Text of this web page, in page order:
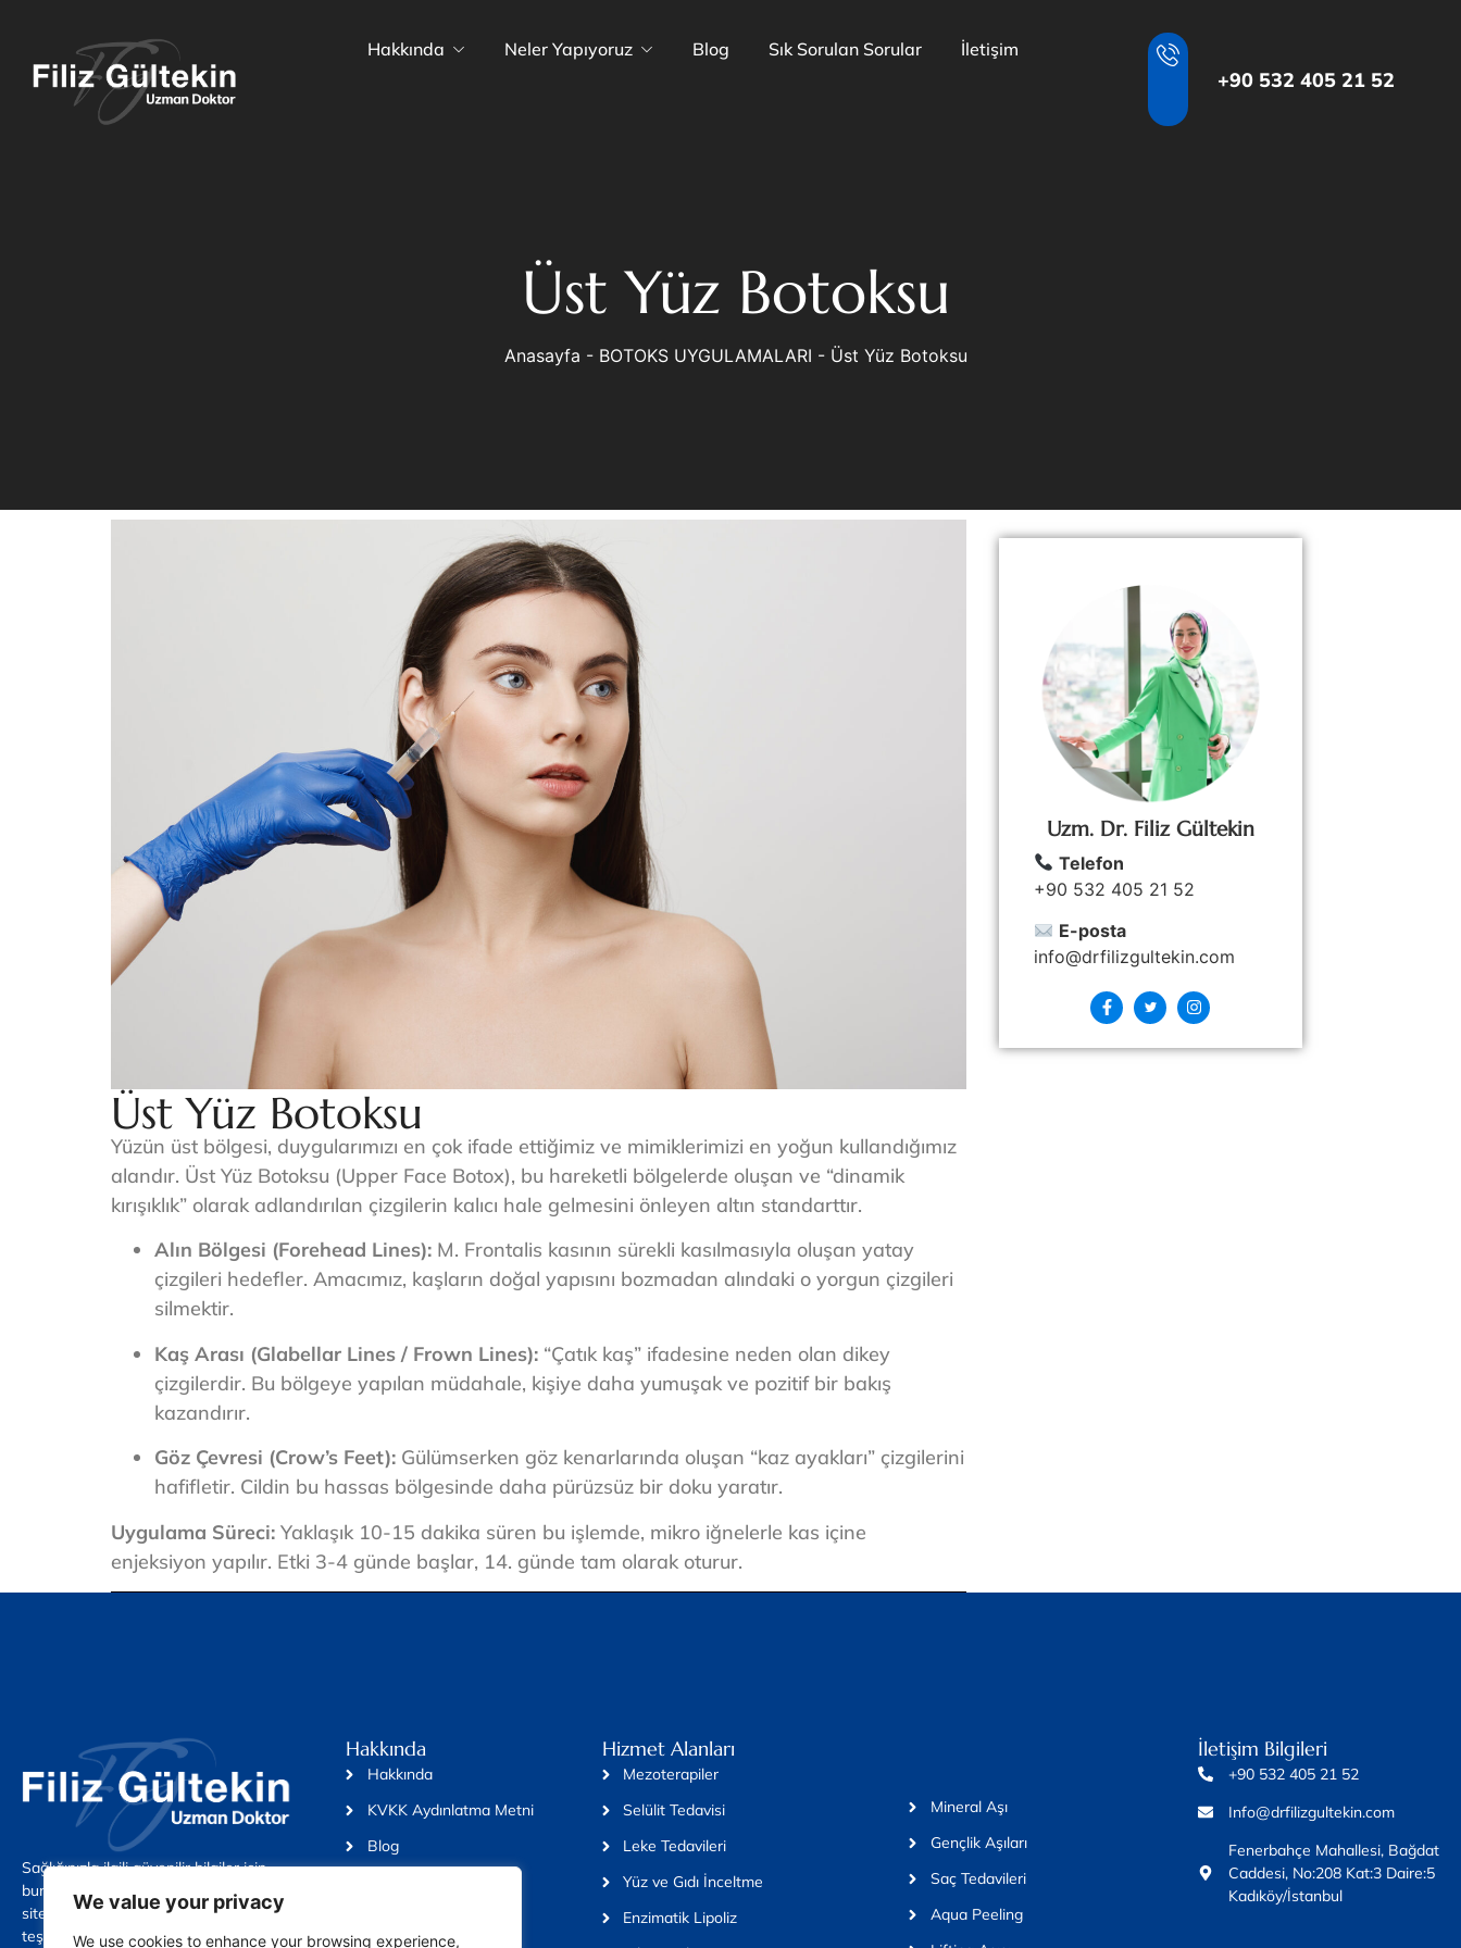
We value your privacy
We use cookies to enhance your browsing experience,
Hakkında Neler Yapıyoruz Blog Sık Sorulan Sorular İletişim
+90 532 405 21 52
Üst Yüz Botoksu
Anasayfa - BOTOKS UYGULAMALARI - Üst Yüz Botoksu
Üst Yüz Botoksu
Yüzün üst bölgesi, duygularımızı en çok ifade ettiğimiz ve mimiklerimizi en yoğun kullandığımız
alandır. Üst Yüz Botoksu (Upper Face Botox), bu hareketli bölgelerde oluşan ve “dinamik
kırışıklık” olarak adlandırılan çizgilerin kalıcı hale gelmesini önleyen altın standarttır.
Alın Bölgesi (Forehead Lines): M. Frontalis kasının sürekli kasılmasıyla oluşan yatay
çizgileri hedefler. Amacımız, kaşların doğal yapısını bozmadan alındaki o yorgun çizgileri
silmektir.
Kaş Arası (Glabellar Lines / Frown Lines): “Çatık kaş” ifadesine neden olan dikey
çizgilerdir. Bu bölgeye yapılan müdahale, kişiye daha yumuşak ve pozitif bir bakış
kazandırır.
Göz Çevresi (Crow’s Feet): Gülümserken göz kenarlarında oluşan “kaz ayakları” çizgilerini
hafifletir. Cildin bu hassas bölgesinde daha pürüzsüz bir doku yaratır.
Uygulama Süreci: Yaklaşık 10-15 dakika süren bu işlemde, mikro iğnelerle kas içine
enjeksiyon yapılır. Etki 3-4 günde başlar, 14. günde tam olarak oturur.
Uzm. Dr. Filiz Gültekin
Telefon
+90 532 405 21 52
E-posta
info@drfilizgultekin.com
Sağlığınızla ilgili güvenilir bilgiler için
buradayız. Dr. Filiz Gültekin web
sitesini ziyaret ettiğiniz için
teşekkürler.
Hakkında
Hakkında
KVKK Aydınlatma Metni
Blog
Hizmet Alanları
Mezoterapiler
Selülit Tedavisi
Leke Tedavileri
Yüz ve Gıdı İnceltme
Enzimatik Lipoliz
Mineral Aşı
Gençlik Aşıları
Saç Tedavileri
Aqua Peeling
İletişim Bilgileri
+90 532 405 21 52
Info@drfilizgultekin.com
Fenerbahçe Mahallesi, Bağdat
Caddesi, No:208 Kat:3 Daire:5
Kadıköy/İstanbul